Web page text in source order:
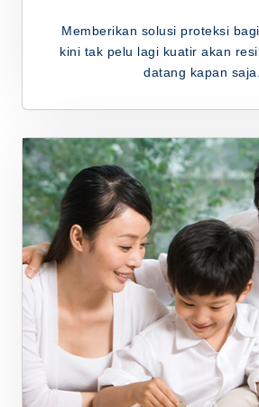
Memberikan solusi proteksi
kini tak pelu lagi kuatir akan
datang kapan saja.